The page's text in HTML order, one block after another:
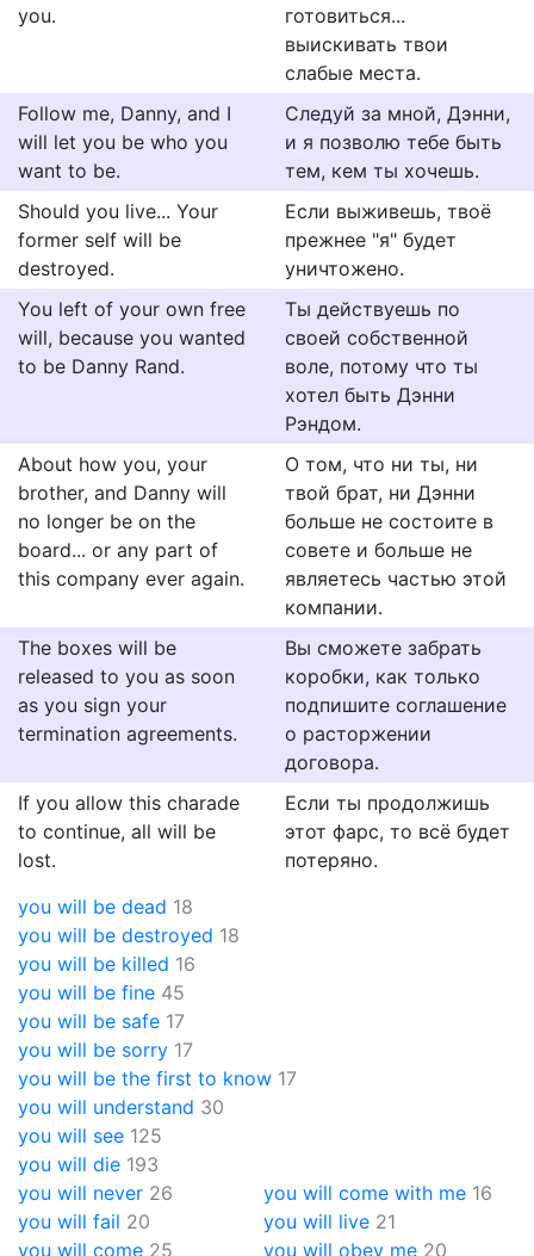
you.
готовиться...
выискивать твои
слабые места.
Follow me, Danny, and I
will let you be who you
want to be.
Следуй за мной, Дэнни,
и я позволю тебе быть
тем, кем ты хочешь.
Should you live... Your
former self will be
destroyed.
Если выживешь, твоё
прежнее "я" будет
уничтожено.
You left of your own free
will, because you wanted
to be Danny Rand.
Ты действуешь по
своей собственной
воле, потому что ты
хотел быть Дэнни
Рэндом.
About how you, your
brother, and Danny will
no longer be on the
board... or any part of
this company ever again.
О том, что ни ты, ни
твой брат, ни Дэнни
больше не состоите в
совете и больше не
являетесь частью этой
компании.
The boxes will be
released to you as soon
as you sign your
termination agreements.
Вы сможете забрать
коробки, как только
подпишите соглашение
о расторжении
договора.
If you allow this charade
to continue, all will be
lost.
Если ты продолжишь
этот фарс, то всё будет
потеряно.
you will be dead 18
you will be destroyed 18
you will be killed 16
you will be fine 45
you will be safe 17
you will be sorry 17
you will be the first to know 17
you will understand 30
you will see 125
you will die 193
you will never 26
you will fail 20
you will come 25
you will come with me 16
you will live 21
you will obey me 20